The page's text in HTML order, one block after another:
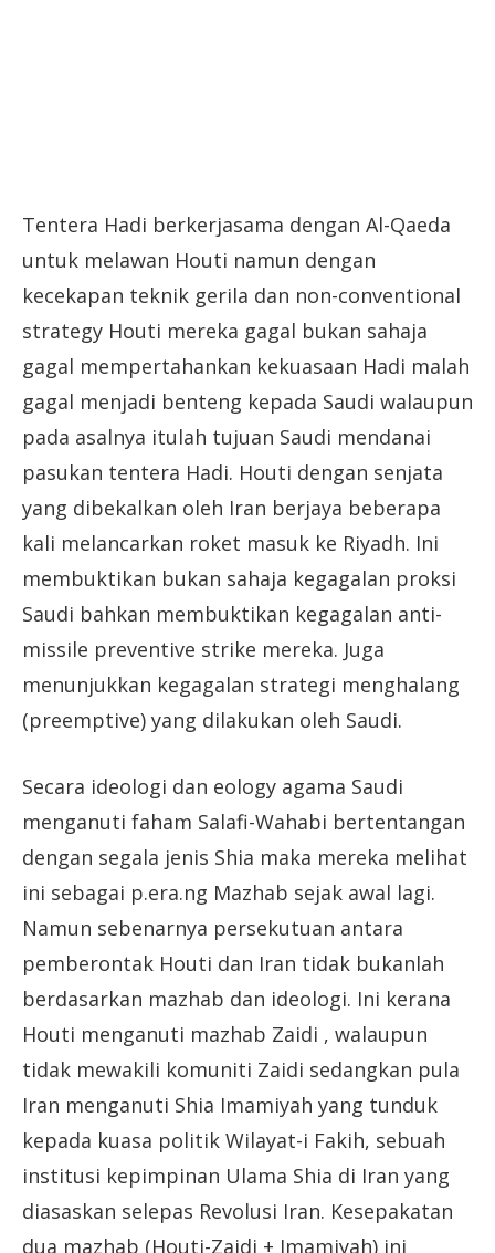
Tentera Hadi berkerjasama dengan Al-Qaeda
untuk melawan Houti namun dengan
kecekapan teknik gerila dan non-conventional
strategy Houti mereka gagal bukan sahaja
gagal mempertahankan kekuasaan Hadi malah
gagal menjadi benteng kepada Saudi walaupun
pada asalnya itulah tujuan Saudi mendanai
pasukan tentera Hadi. Houti dengan senjata
yang dibekalkan oleh Iran berjaya beberapa
kali melancarkan roket masuk ke Riyadh. Ini
membuktikan bukan sahaja kegagalan proksi
Saudi bahkan membuktikan kegagalan anti-
missile preventive strike mereka. Juga
menunjukkan kegagalan strategi menghalang
(preemptive) yang dilakukan oleh Saudi.
Secara ideologi dan eology agama Saudi
menganuti faham Salafi-Wahabi bertentangan
dengan segala jenis Shia maka mereka melihat
ini sebagai p.era.ng Mazhab sejak awal lagi.
Namun sebenarnya persekutuan antara
pemberontak Houti dan Iran tidak bukanlah
berdasarkan mazhab dan ideologi. Ini kerana
Houti menganuti mazhab Zaidi , walaupun
tidak mewakili komuniti Zaidi sedangkan pula
Iran menganuti Shia Imamiyah yang tunduk
kepada kuasa politik Wilayat-i Fakih, sebuah
institusi kepimpinan Ulama Shia di Iran yang
diasaskan selepas Revolusi Iran. Kesepakatan
dua mazhab (Houti-Zaidi + Imamiyah) ini